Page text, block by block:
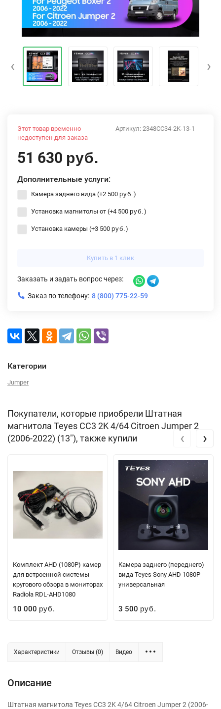
‹ ›
Артикул: 2348CC34-2K-13-1
Этот товар временно
недоступен для заказа
51 630 руб.
Дополнительные услуги:
Камера заднего вида (+2 500 руб. )
Установка магнитолы от (+4 500 руб. )
Установка камеры (+3 500 руб. )
Купить в 1 клик
Заказать и задать вопрос через:
Заказ по телефону: 8 (800) 775-22-59
Категории
Jumper
Покупатели, которые приобрели Штатная
магнитола Teyes CC3 2K 4/64 Citroen Jumper 2
(2006-2022) (13"), также купили
Комплект AHD (1080P) камер
для встроенной системы
кругового обзора в мониторах
Radiola RDL-AHD1080
10 000 руб.
Камера заднего (переднего)
вида Teyes Sony AHD 1080P
универсальная
3 500 руб.
‹ ›
Характеристики Отзывы (0) Видео
Описание
Штатная магнитола Teyes CC3 2K 4/64 Citroen Jumper 2 (2006-